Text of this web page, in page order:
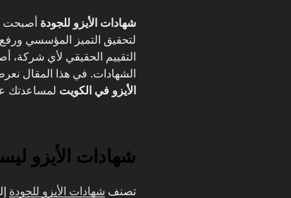
شهادات الأيزو للجودة أصبحت
لتحقيق التميز المؤسسي ورفع
التقييم الحقيقي لأي
الشهادات. في هذا المقال نعرض لك أهم 5 معلومات
الأيزو في الكويت لمساعدتك
شهادات الأيزو
تصنف شهادات الأيزو للجودة